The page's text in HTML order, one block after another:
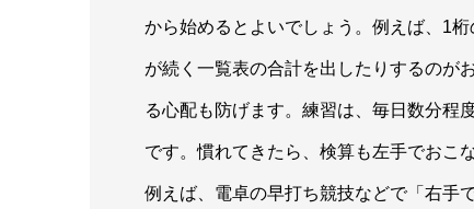
から始めるとよいでしょう。例えば、1
が続く一覧表の合計を出したりするのが
る心配も防げます。練習は、毎日数分程
です。慣れてきたら、検算も左手でおこ
例えば、電卓の早打ち競技などで「右手